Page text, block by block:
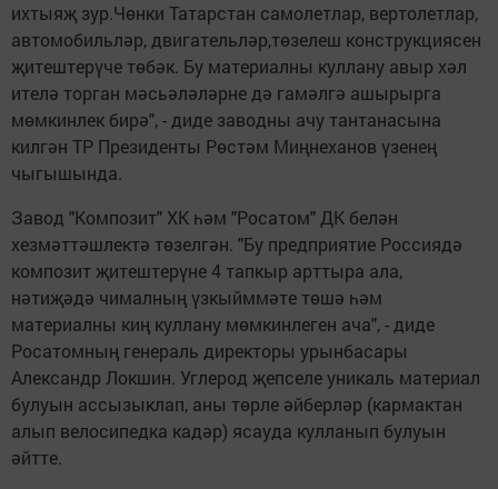
ихтыяҗ зур.Чөнки Татарстан самолетлар, вертолетлар,
автомобильләр, двигательләр,төзелеш конструкциясен
җитештерүче төбәк. Бу материалны куллану авыр хәл
ителә торган мәсьәләләрне дә гамәлгә ашырырга
мөмкинлек бирә", - диде заводны ачу тантанасына
килгән ТР Президенты Рөстәм Миңнеханов үзенең
чыгышында.
Завод "Композит" ХК һәм "Росатом" ДК белән
хезмәттәшлектә төзелгән. "Бу предприятие Россиядә
композит җитештерүне 4 тапкыр арттыра ала,
нәтиҗәдә чималның үзкыйммәте төшә һәм
материалны киң куллану мөмкинлеген ача", - диде
Росатомның генераль директоры урынбасары
Александр Локшин. Углерод җепселе уникаль материал
булуын ассызыклап, аны төрле әйберләр (кармактан
алып велосипедка кадәр) ясауда кулланып булуын
әйтте.